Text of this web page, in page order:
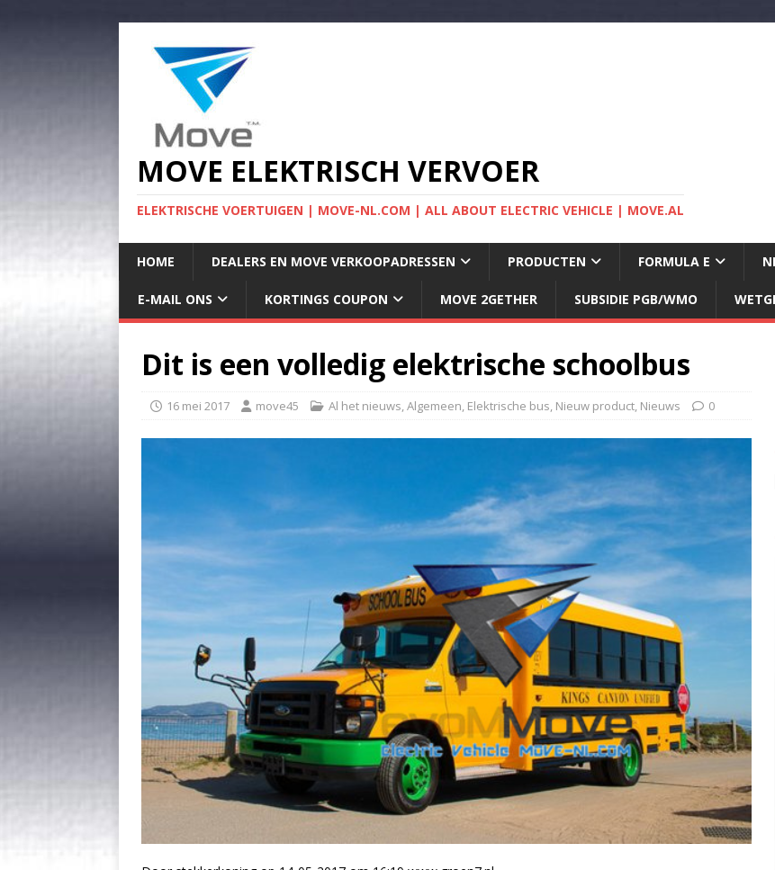
MOVE ELEKTRISCH VERVOER
ELEKTRISCHE VOERTUIGEN | MOVE-NL.COM | ALL ABOUT ELECTRIC VEHICLE | MOVE.AL
HOME DEALERS EN MOVE VERKOOPADRESSEN PRODUCTEN FORMULA E
E-MAIL ONS KORTINGS COUPON MOVE 2GETHER SUBSIDIE PGB/WMO
Dit is een volledig elektrische schoolbus
16 mei 2017 move45 Al het nieuws,Algemeen, Elektrische bus, Nieuw product, Nieuws 0